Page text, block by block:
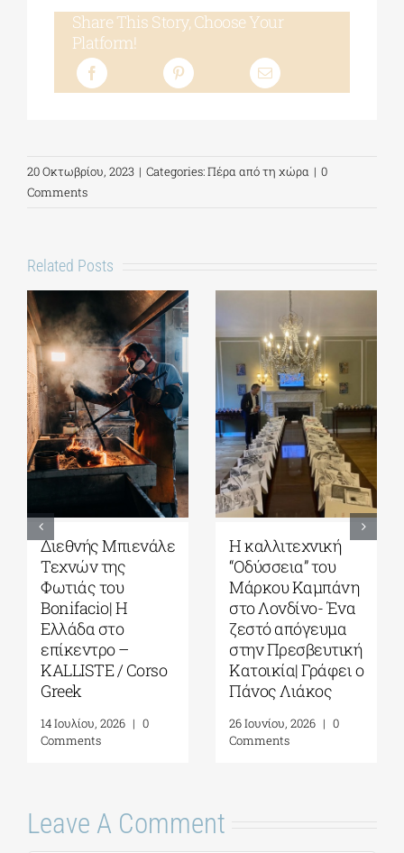
Share This Story, Choose Your
Platform!
20 Οκτωβρίου, 2023 | Categories:Πέρα από τη χώρα | 0
Comments
Related Posts
Το ελληνικό brand
yiayia and friends
γίνεται επίσημος
συνεργάτης του
Gaudí Foundation
στη διεθνή έκθεση
«GAUDÍ: Back to
the Origins»
4 Αυγούστου, 2026
Comments
Το έργο του
Φίλιππου
Θεοδωρίδη «Jeux
des Echos»
παρουσιάζεται
στο Παρίσι| 11 έως
26 Σεπτεμβρίου
2026
20 Ιουλίου, 2026 |
Comments
Leave A Comment